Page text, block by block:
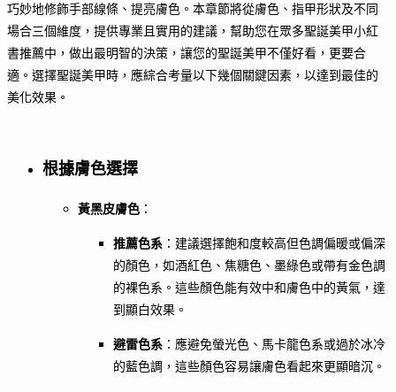
巧妙地修飾手部線條、提亮膚色。本章節將從膚色、指甲形狀及不同
場合三個維度，提供專業且實用的建議，幫助您在眾多聖誕美甲小紅
書推薦中，做出最明智的決策，讓您的聖誕美甲不僅好看，更要合
適。選擇聖誕美甲時，應綜合考量以下幾個關鍵因素，以達到最佳的
美化效果。
根據膚色選擇
黃黑皮膚色 ：
推薦色系 ：建議選擇飽和度較高但色調偏暖或偏深
的顏色，如酒紅色、焦糖色、墨綠色或帶有金色調
的裸色系。這些顏色能有效中和膚色中的黃氣，達
到顯白效果。
避雷色系 ：應避免螢光色、馬卡龍色系或過於冰冷
的藍色調，這些顏色容易讓膚色看起來更顯暗沉。